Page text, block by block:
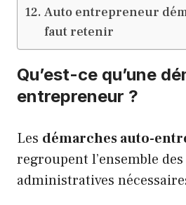
Auto entrepreneur
faut retenir
Qu’est-ce qu’une
entrepreneur ?
Les démarches auto-
regroupent l’ensemble
administratives